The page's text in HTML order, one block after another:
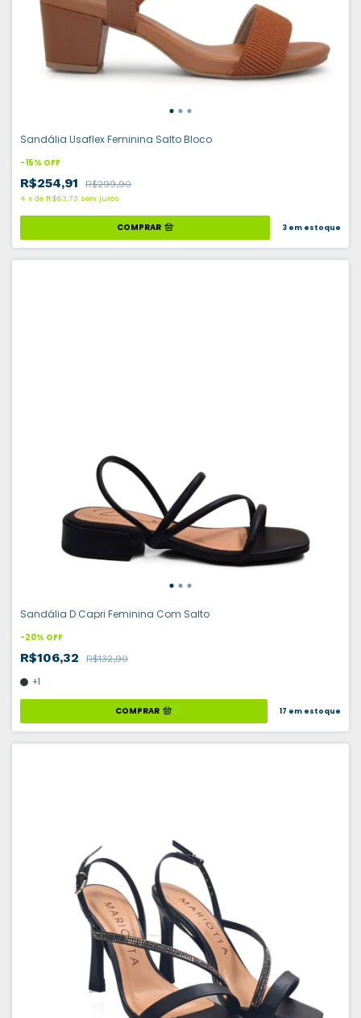
Sandália Usaflex Feminina Salto Bloco
-15% OFF
R$254,91 R$299,90
4 x de R$63,73 sem juros
COMPRAR 3 em estoque
Sandália D Capri Feminina Com Salto
-20% OFF
R$106,32 R$132,90
+1
COMPRAR 17 em estoque